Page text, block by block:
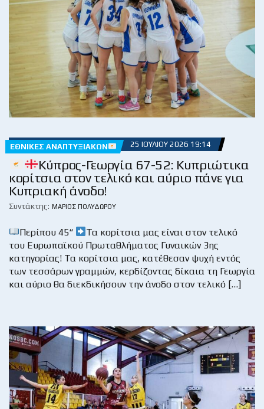
ΕΘΝΙΚΈΣ ΑΝΑΠΤΥΞΙΑΚΏΝ 25 ΙΟΥΛΊΟΥ 2026 19:14
Κύπρος-Γεωργία 67-52: Κυπριώτικα
κορίτσια στον τελικό και αύριο πάνε για
Κυπριακή άνοδο!
Συντάκτης: ΜΆΡΙΟΣ ΠΟΛΥΔΏΡΟΥ
Περίπου 45“
Τα κορίτσια μας είναι στον τελικό
του Ευρωπαϊκού Πρωταθλήματος Γυναικών 3ης
κατηγορίας! Τα κορίτσια μας, κατέθεσαν ψυχή εντός
των τεσσάρων γραμμών, κερδίζοντας δίκαια τη Γεωργία
και αύριο θα διεκδικήσουν την άνοδο στον τελικό […]